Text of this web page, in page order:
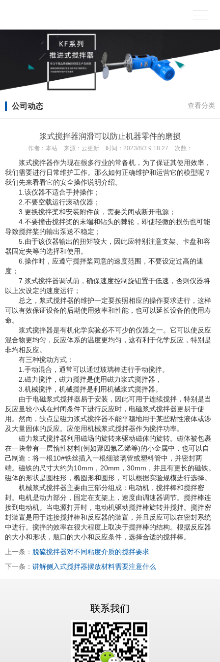
公司动态 查看分类
浆式搅拌器润滑可以防止机器零件的磨损
作者： 本站 来源： 云更新 时间： 2023/8/3 9:18:27 次数：
浆式搅拌器作为现在很多行业的常备机，为了保证其使用效率，
我们需要进行日常维护工作。那么如何正确维护和运营它的模型呢？
我们先来看看它的安全操作说明介绍。
1.该仪器不适合手持操作；
2.不要空载运行滚动仪器；
3.更换搅拌桨和安装附件前，需要关闭或断开电源；
4.不要撞击搅拌桨的末端和钻头的棘轮，即使轻微的损伤也可能
导致搅拌桨的输出泵送不稳定；
5.由于该仪器输出的扭矩较大，因此应特别注意支架、卡盘和容
器固定夹等的选择和使用。
6.操作时，应遵守搅拌桨同意的速度范围，不要设定过高的速
度；
7.浆式搅拌器调试前，确保速度控制旋钮置于低速，否则仪器将
以上次设定的速度运行；
总之，浆式搅拌器的维护一定要按照相应的操作要求进行，这样
可以有效保证设备的后期使用效率和性能，也可以延长设备的使用寿
命。
浆式搅拌器是有机化学实验必不可少的仪器之一。它可以使反应
混合物更均匀，反应体系的温度更均匀，这有利于化学反应，特别是
非均相反应。
有三种搅动方式：
1.手动混合，通常可以通过玻璃棒进行手动搅拌。
2.磁力搅拌，磁力搅拌是使用磁力浆式搅拌器，
3.机械搅拌，机械搅拌是利用机械浆式搅拌器。
由于电磁浆式搅拌器易于安装，因此可用于连续搅拌，特别是当
反应量较小或在封闭条件下进行反应时，电磁浆式搅拌器更易于使
用。然而，缺点是磁力浆式搅拌器不能平稳地用于某些粘性液体或涉
及大量固体的反应。应使用机械浆式搅拌器作为搅拌功率。
磁力浆式搅拌器利用磁场的旋转来驱动磁体的旋转。磁体被包裹
在一块带有一层惰性材料(例如聚四氟乙烯等)的小金属中，也可以自
己制造：将一根10#铁丝插入一根细玻璃管或塑料管中，并密封两
端。磁铁的尺寸大约为10mm，20mm，30mm，并且有更长的磁铁。
磁体的形状是圆柱形，椭圆形和圆形，可以根据实验规模进行选择。
机械浆式搅拌器主要由三部分组成：电动机，搅拌棒和搅拌密
封。电机是动力部分，固定在支架上，速度由调速器调节。搅拌棒连
接到电动机。当电源打开时，电动机驱动搅拌棒旋转并搅拌。搅拌密
封装置是用于连接搅拌棒和反应器的装置，并且反应可以在密封系统
中进行。搅拌的效率在很大程度上取决于搅拌棒的结构。根据反应器
的大小和形状，瓶口的大小和反应条件，选择合适的搅拌棒。
上一条： 脱硫搅拌器对不同粘度介质的搅拌要求
下一条： 讲解侧入式搅拌器摆放材料需要注意什么
联系我们